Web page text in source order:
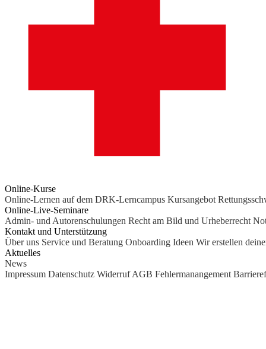
Online-Kurse
Online-Lernen auf dem DRK-Lerncampus Kursangebot
Online-Live-Seminare
Admin- und Autorenschulungen Recht am Bild und Urheberrecht
Kontakt und Unterstützung
Über uns Service und Beratung Onboarding Ideen Wir erstellen
Aktuelles
News
Impressum Datenschutz Widerruf AGB Fehlermanangement